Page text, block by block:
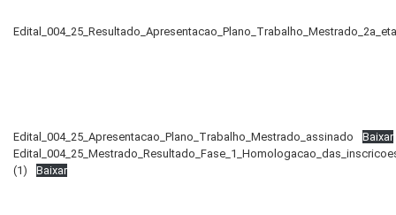
Edital_004_25_Apresentacao_Plano_Trabalho_Mestrado_assinado
Baixar
(1)
Baixar